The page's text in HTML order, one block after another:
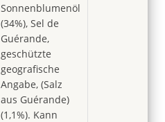
Sonnenblumenöl
(34%), Sel de
Guérande,
geschützte
geografische
Angabe, (Salz
aus Guérande)
(1,1%). Kann